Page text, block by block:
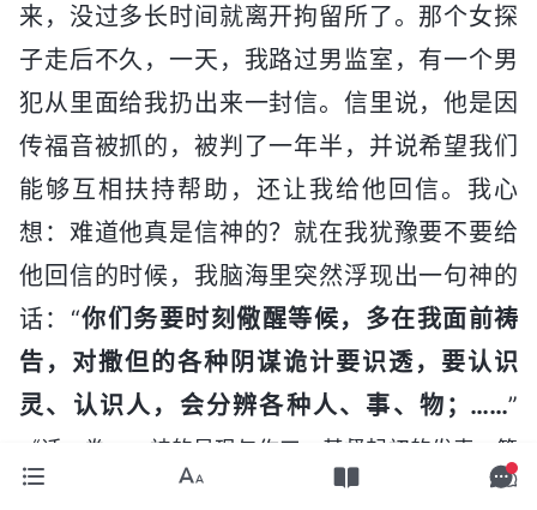
来，没过多长时间就离开拘留所了。那个女探
子走后不久，一天，我路过男监室，有一个男
犯从里面给我扔出来一封信。信里说，他是因
传福音被抓的，被判了一年半，并说希望我们
能够互相扶持帮助，还让我给他回信。我心
想：难道他真是信神的？就在我犹豫要不要给
他回信的时候，我脑海里突然浮现出一句神的
话：“你们务要时刻儆醒等候，多在我面前祷
告，对撒但的各种阴谋诡计要识透，要认识
灵、认识人，会分辨各种人、事、物；……”
《话・卷一 神的显现与作工・基督起初的发表・第
十七篇》
神的话让我一下子又警觉起来，这难道